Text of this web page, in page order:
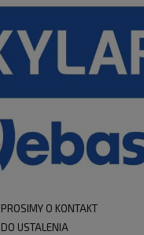
PROSIMY O KONTAKT
DO USTALENIA